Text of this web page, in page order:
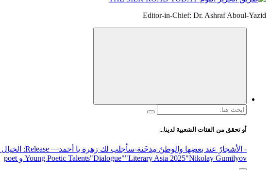
Editor-in-Chief: Dr. Ashraf Aboul-Yazid
البحث
أو تحقق من الفئات الشعبية لدينا...
- الأشجارُ عند بعضِها والوطنُ مِدخَنة-سأجلب لك زهرة يا أحمد— Release
:
Young Poetic Talents"Dialogue""Literary Asia 2025"Nikolay Gumilyov و poet